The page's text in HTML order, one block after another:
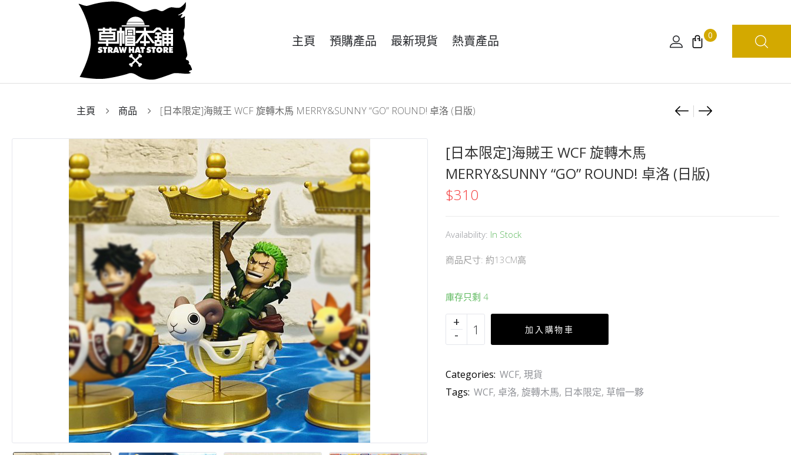
主頁 預購產品 最新現貨 熱賣產品 0
主頁 商品 [日本限定]海賊王 WCF 旋轉木馬 MERRY&SUNNY “GO” ROUND! 卓洛 (日版)
Product
[日
海
[日
海
[日本限定]海賊王 WCF 旋轉木馬
MERRY&SUNNY “GO” ROUND! 卓洛 (日版)
$310
Availability: In Stock
商品尺寸: 約13CM高
庫存只剩 4
加入購物車
Categories: WCF, 現貨
Tags: WCF, 卓洛, 旋轉木馬, 日本限定, 草帽一夥